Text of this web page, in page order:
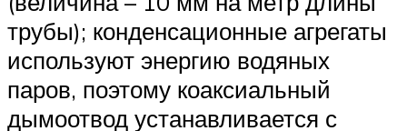
трубы); конденсационные агрегаты
используют энергию водяных
паров, поэтому коаксиальный
дымоотвод устанавливается с